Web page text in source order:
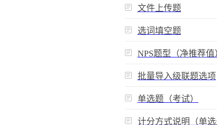
文件上传题
选词填空题
NPS题型（净推荐值
批量导入级联题选项
单选题（考试）
计分方式说明（单